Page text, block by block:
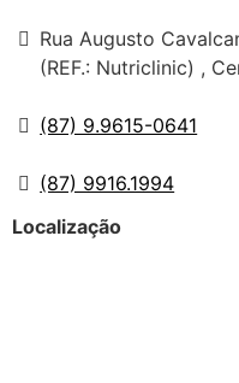
Rua Augusto
(REF.: Nutriclinic) ,
(87) 9.9615-0641
(87) 9916.1994
Localização